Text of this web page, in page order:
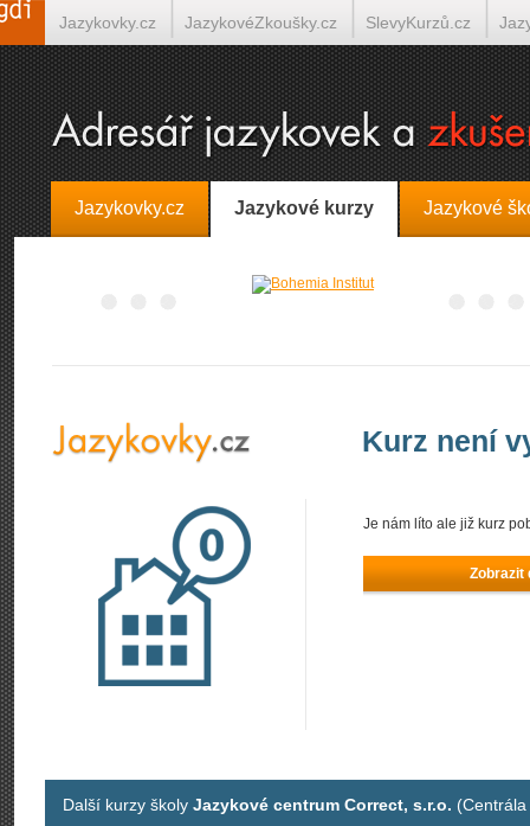
Jazykovky.cz Jazykové kurzy Jazykové
Kurz není
Je nám líto ale již kurz
Zobrazit
Další kurzy školy Jazykové centrum Correct, s.r.o.
Jazykovky.cz JazykovéZkoušky.cz SlevyKurzů.cz
Španělština on-line Italština on-line Tlumočení-